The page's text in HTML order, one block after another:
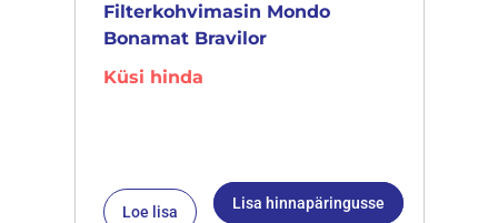
Filterkohvimasin Mondo
Bonamat Bravilor
Küsi hinda
Loe lisa Lisa hinnapäringusse